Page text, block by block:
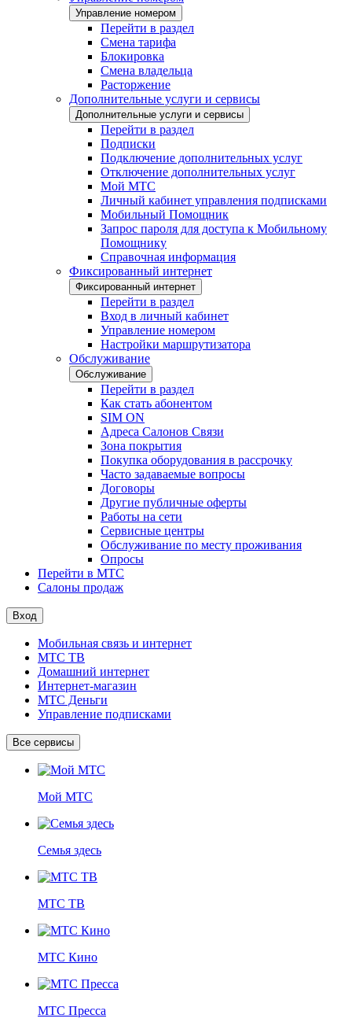
Управление номером
Перейти в раздел
Смена тарифа
Блокировка
Смена владельца
Расторжение
Дополнительные услуги и сервисы
Дополнительные услуги и сервисы
Перейти в раздел
Подписки
Подключение дополнительных услуг
Отключение дополнительных услуг
Мой МТС
Личный кабинет управления подписками
Мобильный Помощник
Запрос пароля для доступа к Мобильному
Помощнику
Справочная информация
Фиксированный интернет
Фиксированный интернет
Перейти в раздел
Вход в личный кабинет
Управление номером
Настройки маршрутизатора
Обслуживание
Обслуживание
Перейти в раздел
Как стать абонентом
SIM ON
Адреса Салонов Связи
Зона покрытия
Покупка оборудования в рассрочку
Часто задаваемые вопросы
Договоры
Другие публичные оферты
Работы на сети
Сервисные центры
Обслуживание по месту проживания
Опросы
Перейти в МТС
Салоны продаж
Вход
Мобильная связь и интернет
МТС ТВ
Домашний интернет
Интернет-магазин
МТС Деньги
Управление подписками
Все сервисы
Мой МТС
Семья здесь
МТС ТВ
МТС Кино
МТС Пресса